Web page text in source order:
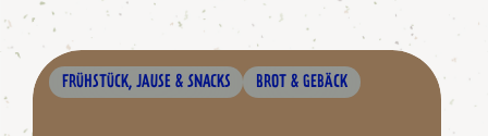
FRÜHSTÜCK, JAUSE & SNACKS BROT & GEBÄCK